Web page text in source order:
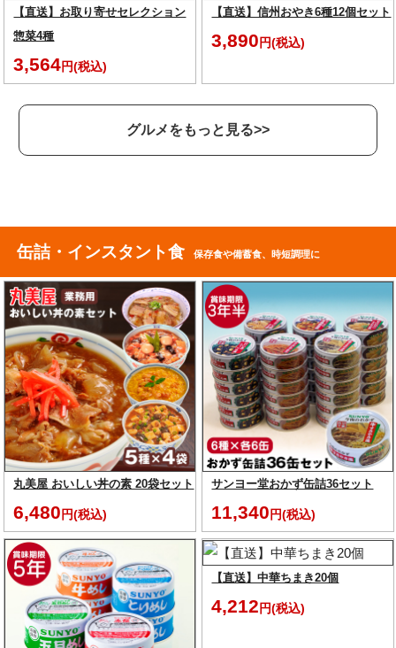
【直送】お取り寄せセレクション
惣菜4種
3,564円(税込)
【直送】信州おやき6種12個セット
3,890 円(税込)
グルメをもっと見る>>
缶詰・インスタント食 保存食や備蓄食、時短調理に
丸美屋 おいしい丼の素 20袋セット
6,480 円(税込)
サンヨー堂おかず缶詰36セット
11,340 円(税込)
【直送】中華ちまき20個
4,212円(税込)